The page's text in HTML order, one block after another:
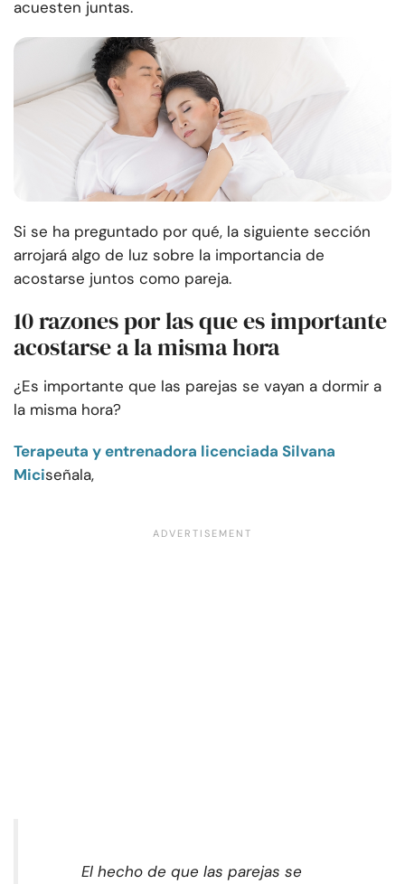
acuesten juntas.
Si se ha preguntado por qué, la siguiente sección
arrojará algo de luz sobre la importancia de
acostarse juntos como pareja.
10 razones por las que es importante
acostarse a la misma hora
¿Es importante que las parejas se vayan a dormir a
la misma hora?
Terapeuta y entrenadora licenciada Silvana
Miciseñala,
El hecho de que las parejas se